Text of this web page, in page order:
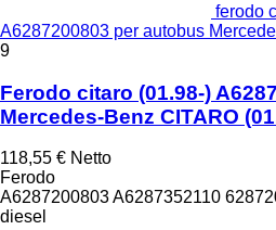
ferodo
A6287200803 per autobus
9
Ferodo citaro (01.98-)
Mercedes-Benz CITARO
118,55 € Netto
Ferodo
A6287200803 A6287352110
diesel